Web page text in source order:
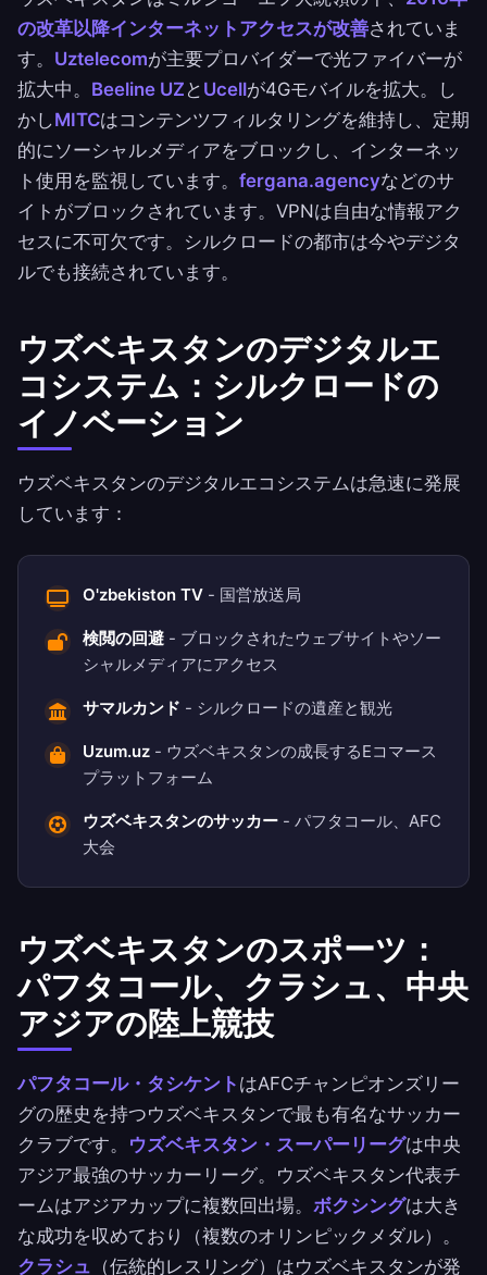
の改革以降インターネットアクセスが改善されていま
す。 Uztelecomが主要プロバイダーで光ファイバーが
拡大中。 Beeline UZ と Ucellが4Gモバイルを拡大。し
かしMITCはコンテンツフィルタリングを維持し、定期
的にソーシャルメディアをブロックし、インターネッ
ト使用を監視しています。 fergana.agencyなどのサ
イトがブロックされています。VPNは自由な情報アク
セスに不可欠です。シルクロードの都市は今やデジタ
ルでも接続されています。
ウズベキスタンのデジタルエ
コシステム：シルクロードの
イノベーション
ウズベキスタンのデジタルエコシステムは急速に発展
しています：
O'zbekiston TV - 国営放送局
検閲の回避 - ブロックされたウェブサイトやソー
シャルメディアにアクセス
サマルカンド - シルクロードの遺産と観光
Uzum.uz - ウズベキスタンの成長するEコマース
プラットフォーム
ウズベキスタンのサッカー - パフタコール、AFC
大会
ウズベキスタンのスポーツ：
パフタコール、クラシュ、中央
アジアの陸上競技
パフタコール・タシケント はAFCチャンピオンズリー
グの歴史を持つウズベキスタンで最も有名なサッカー
クラブです。 ウズベキスタン・スーパーリーグは中央
アジア最強のサッカーリーグ。ウズベキスタン代表チ
ームはアジアカップに複数回出場。 ボクシングは大き
な成功を収めており（複数のオリンピックメダル）。
クラシュ （伝統的レスリング）はウズベキスタンが発